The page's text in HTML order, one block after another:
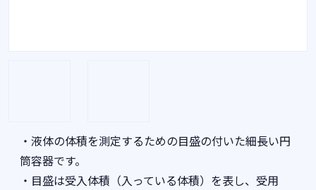
・液体の体積を測定するための目盛の付いた細長い円
筒容器です。
・目盛は受入体積（入っている体積）を表し、受用